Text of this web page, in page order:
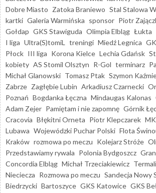
Dobre Miasto Zatoka Braniewo Stal Stalowa
kartki Galeria Warmińska sponsor Piotr
Gołdap GKS Stawiguda Olimpia Elbląg Łukta
I liga Ultra(S)tomiL treningi Miedź Legnica
Płock III liga Korona Kielce Lechia Gdańsk
kobiety AS Stomil Olsztyn R-Gol terminarz
Michał Glanowski Tomasz Ptak Szymon
Zabrze Zagłębie Lubin Arkadiusz Czarnecki
Poznań Bogdanka Łęczna Mindaugas Kalonas
Adam Zejer Pamiętam i nie zapomnę Górnik
Cracovia Błękitni Orneta Piotr Klepczarek
Lubawa Wojewódzki Puchar Polski Flota
Kraków rozmowa po meczu Kolejarz Stróże
Przedstawiamy rywala Polonia Bydgoszcz
Concordia Elbląg Michał Trzeciakiewicz
Nieciecza Rozmowa po meczu Sandecja Nowy
Biedrzycki Bartoszyce GKS Katowice GKS